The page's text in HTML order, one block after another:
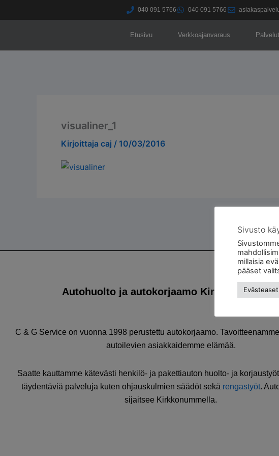
sisältöön
040 091 5766​ 040 091 5766​
Etusivu Verkkoajanvaraus Palvelut
visualiner_1
Kirjoittaja caj / 10/03/2016
Autohuolto ja autokorjaamo Kirkkonummella
C & G Service on vuonna 1998 perustettu autokorjaamo.
autoilevien asiakkaidemme elämää.
Saatte kauttamme kätevästi henkilö- ja pakettiauton huolto- ja
täydentäviä palveluja kuten ohjauskulmien säädöt sekä rengastyöt.
sijaitsee Kirkkonummella.
Sivusto
millaisia
pääset